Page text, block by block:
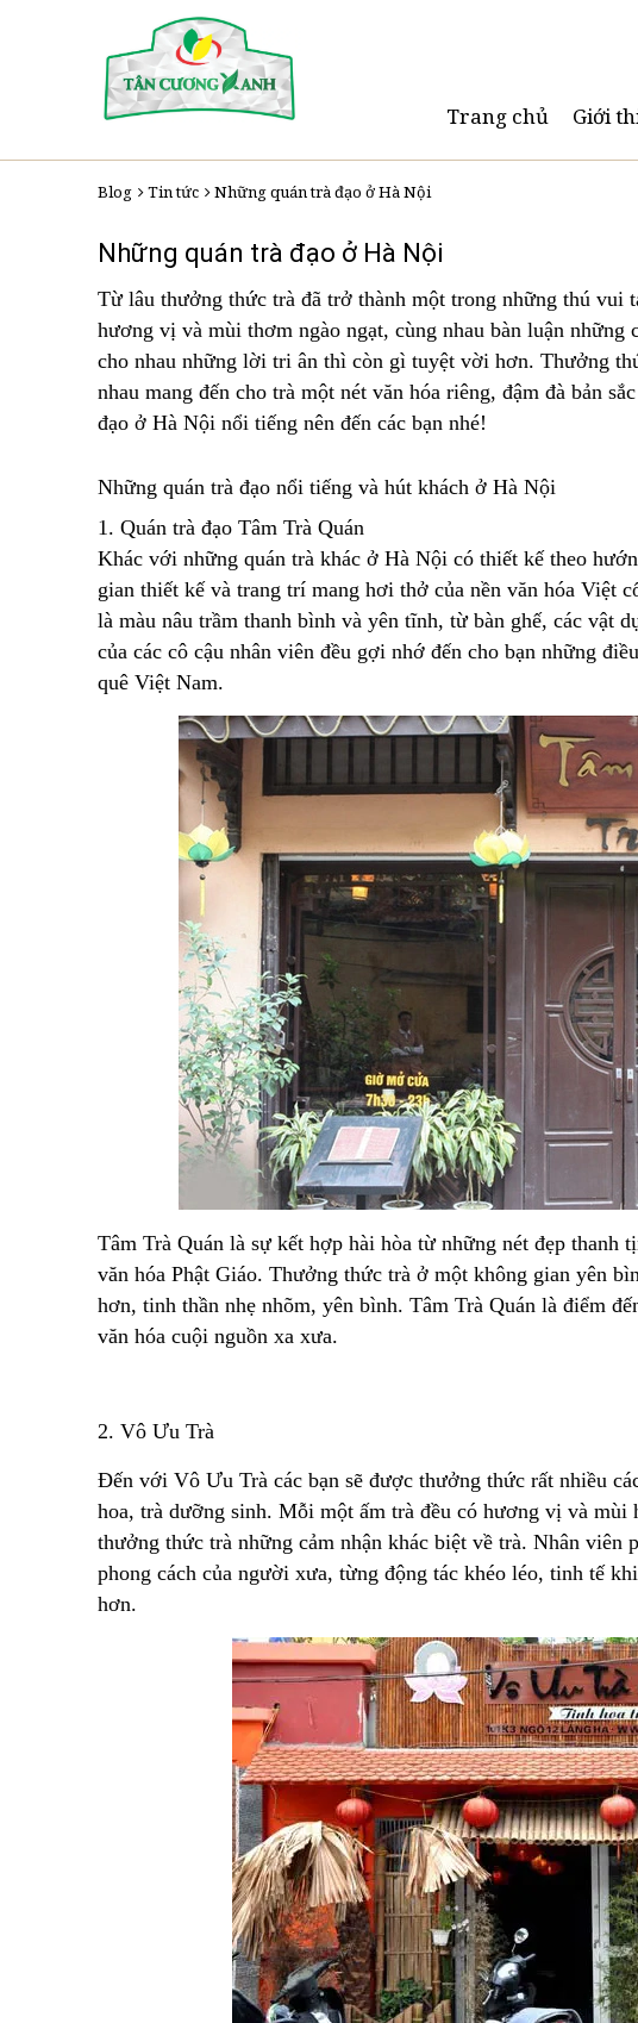
Trang chủ Giới
Blog Tin tức Những quán trà đạo ở Hà Nội
Những quán trà đạo ở Hà Nội
Từ lâu thưởng thức trà đã trở thành một trong những thú vui
hương vị và mùi thơm ngào ngạt, cùng nhau bàn luận những
cho nhau những lời tri ân thì còn gì tuyệt vời hơn. Thưởng
nhau mang đến cho trà một nét văn hóa riêng, đậm đà bản
đạo ở Hà Nội nổi tiếng nên đến các bạn nhé!
Những quán trà đạo nổi tiếng và hút khách ở Hà Nội
1. Quán trà đạo Tâm Trà Quán
Khác với những quán trà khác ở Hà Nội có thiết kế theo
gian thiết kế và trang trí mang hơi thở của nền văn hóa Việt
là màu nâu trầm thanh bình và yên tĩnh, từ bàn ghế, các vật
của các cô cậu nhân viên đều gợi nhớ đến cho bạn những
quê Việt Nam.
Tâm Trà Quán là sự kết hợp hài hòa từ những nét đẹp thanh
văn hóa Phật Giáo. Thưởng thức trà ở một không gian yên
hơn, tinh thần nhẹ nhõm, yên bình. Tâm Trà Quán là điểm
văn hóa cuội nguồn xa xưa.
2. Vô Ưu Trà
Đến với Vô Ưu Trà các bạn sẽ được thưởng thức rất nhiều
hoa, trà dưỡng sinh. Mỗi một ấm trà đều có hương vị và mùi
thưởng thức trà những cảm nhận khác biệt về trà. Nhân viên
phong cách của người xưa, từng động tác khéo léo, tinh tế
hơn.